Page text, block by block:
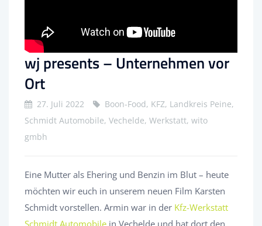
wj presents – Unternehmen vor
Ort
27. Juli 2022
Boon-Food, KFZ, Landkreis Peine,
Schmidt Automobile, Vechelde, Werkstatt, wito
gmbh
Eine Mutter als Ehering und Benzin im Blut – heute
möchten wir euch in unserem neuen Film Karsten
Schmidt vorstellen. Armin war in der Kfz-Werkstatt